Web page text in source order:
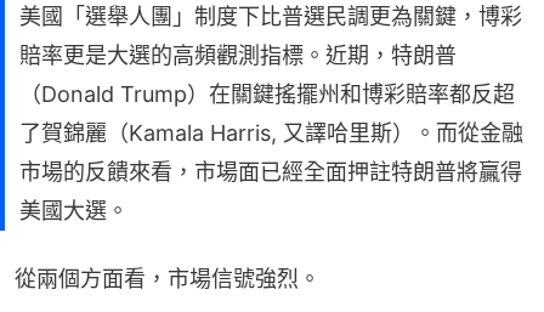
美國「選舉人團」制度下比普選民調更為關鍵，博彩
賠率更是大選的高頻觀測指標。近期，特朗普
（Donald Trump）在關鍵搖擺州和博彩賠率都反超
了賀錦麗（Kamala Harris, 又譯哈里斯）。而從金融
市場的反饋來看，市場面已經全面押註特朗普將贏得
美國大選。
從兩個方面看，市場信號強烈。